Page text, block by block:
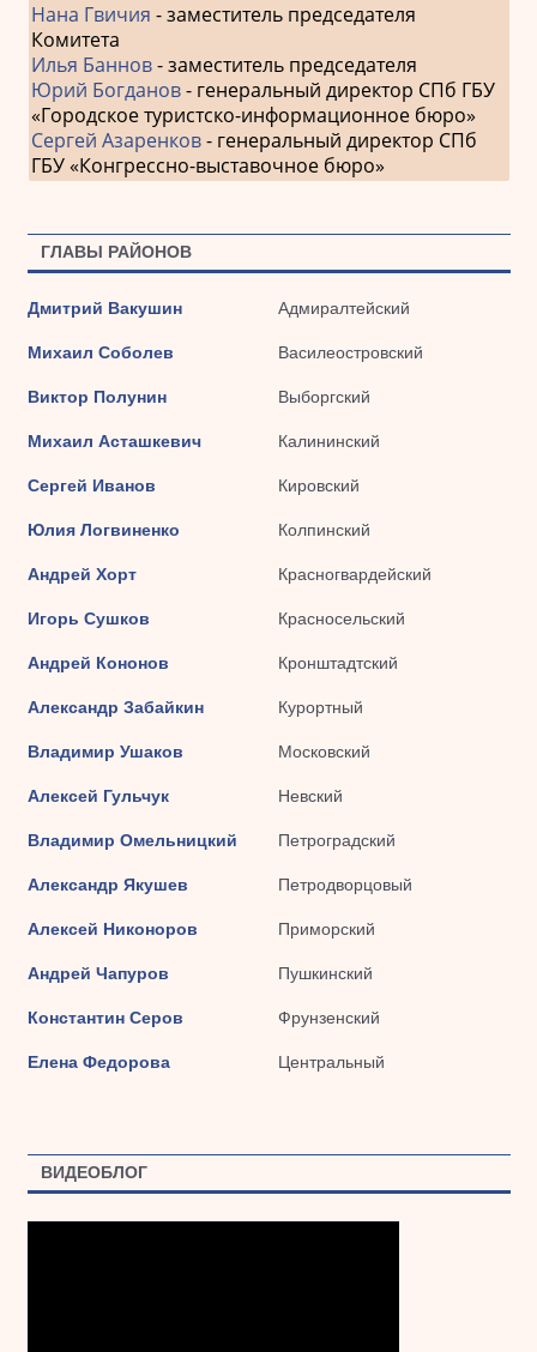
Нана Гвичия - заместитель председателя
Комитета
Илья Баннов- заместитель председателя
Юрий Богданов- генеральный директор СПб ГБУ
«Городское туристско-информационное бюро»
Сергей Азаренков- генеральный директор СПб
ГБУ «Конгрессно-выставочное бюро»
ГЛАВЫ РАЙОНОВ
Дмитрий Вакушин Адмиралтейский
Михаил Соболев Василеостровский
Виктор Полунин Выборгский
Михаил Асташкевич Калининский
Сергей Иванов Кировский
Юлия Логвиненко Колпинский
Андрей Хорт Красногвардейский
Игорь Сушков Красносельский
Андрей Кононов Кронштадтский
Александр Забайкин Курортный
Владимир Ушаков Московский
Алексей Гульчук Невский
Владимир Омельницкий Петроградский
Александр Якушев Петродворцовый
Алексей Никоноров Приморский
Андрей Чапуров Пушкинский
Константин Серов Фрунзенский
Елена Федорова Центральный
ВИДЕОБЛОГ